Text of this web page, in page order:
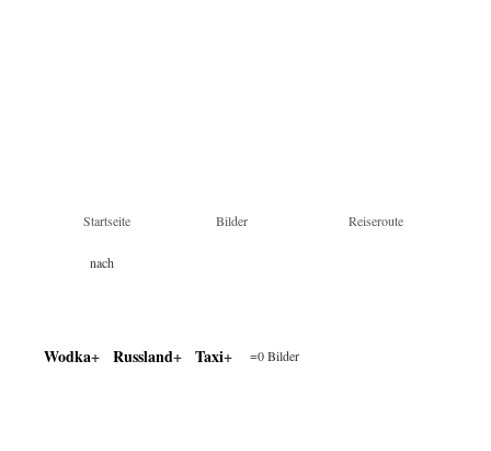
Startseite Bilder Reiseroute
nach
Wodka Russland Taxi =0 Bilder